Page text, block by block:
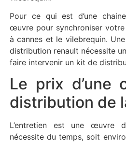
Pour ce qui est d’une
œuvre pour synchroniser votre
à cannes et le vilebrequin.
distribution renault nécessite
faire intervenir un kit de
Le prix d’une
distribution de
L’entretien est une œuvre
nécessite du temps, soit